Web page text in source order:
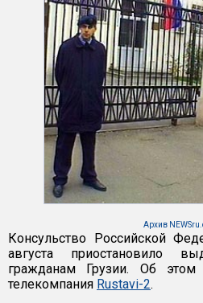
Архив
Консульство Российской
августа приостановило
гражданам Грузии. Об
телекомпания Rustavi-2.